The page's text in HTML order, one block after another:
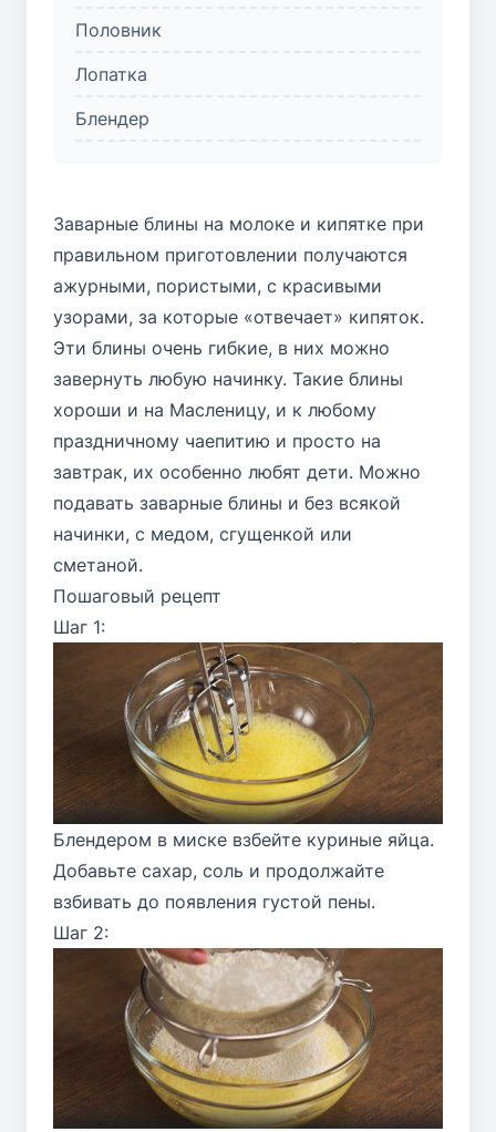
Половник
Лопатка
Блендер
Заварные блины на молоке и кипятке при
правильном приготовлении получаются
ажурными, пористыми, с красивыми
узорами, за которые «отвечает» кипяток.
Эти блины очень гибкие, в них можно
завернуть любую начинку. Такие блины
хороши и на Масленицу, и к любому
праздничному чаепитию и просто на
завтрак, их особенно любят дети. Можно
подавать заварные блины и без всякой
начинки, с медом, сгущенкой или
сметаной.
Пошаговый рецепт
Шаг 1:
Блендером в миске взбейте куриные яйца.
Добавьте сахар, соль и продолжайте
взбивать до появления густой пены.
Шаг 2: